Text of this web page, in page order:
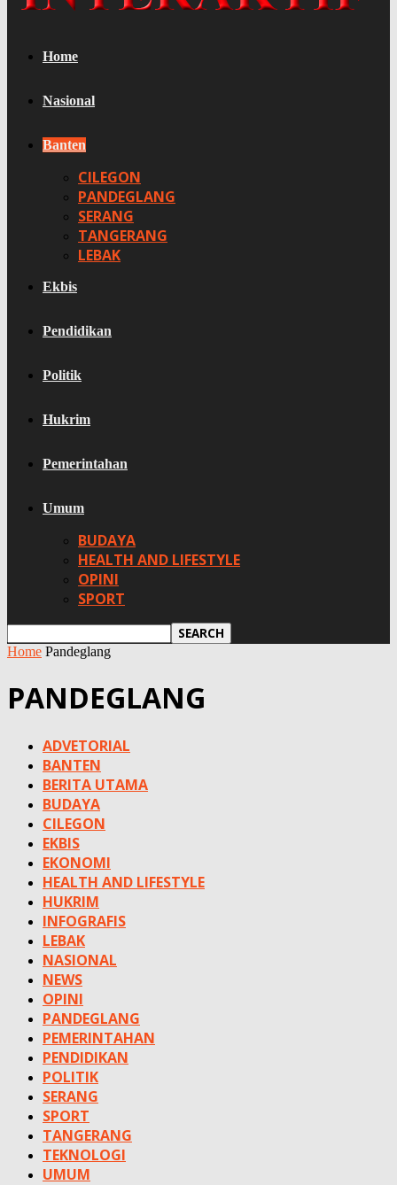
Home
Nasional
Banten
CILEGON
PANDEGLANG
SERANG
TANGERANG
LEBAK
Ekbis
Pendidikan
Politik
Hukrim
Pemerintahan
Umum
BUDAYA
HEALTH AND LIFESTYLE
OPINI
SPORT
Home Pandeglang
PANDEGLANG
ADVETORIAL
BANTEN
BERITA UTAMA
BUDAYA
CILEGON
EKBIS
EKONOMI
HEALTH AND LIFESTYLE
HUKRIM
INFOGRAFIS
LEBAK
NASIONAL
NEWS
OPINI
PANDEGLANG
PEMERINTAHAN
PENDIDIKAN
POLITIK
SERANG
SPORT
TANGERANG
TEKNOLOGI
UMUM